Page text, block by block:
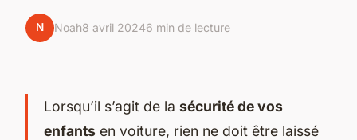
N Noah8 avril 20246 min de lecture
Lorsqu’il s’agit de la sécurité de vos
enfants en voiture, rien ne doit être laissé